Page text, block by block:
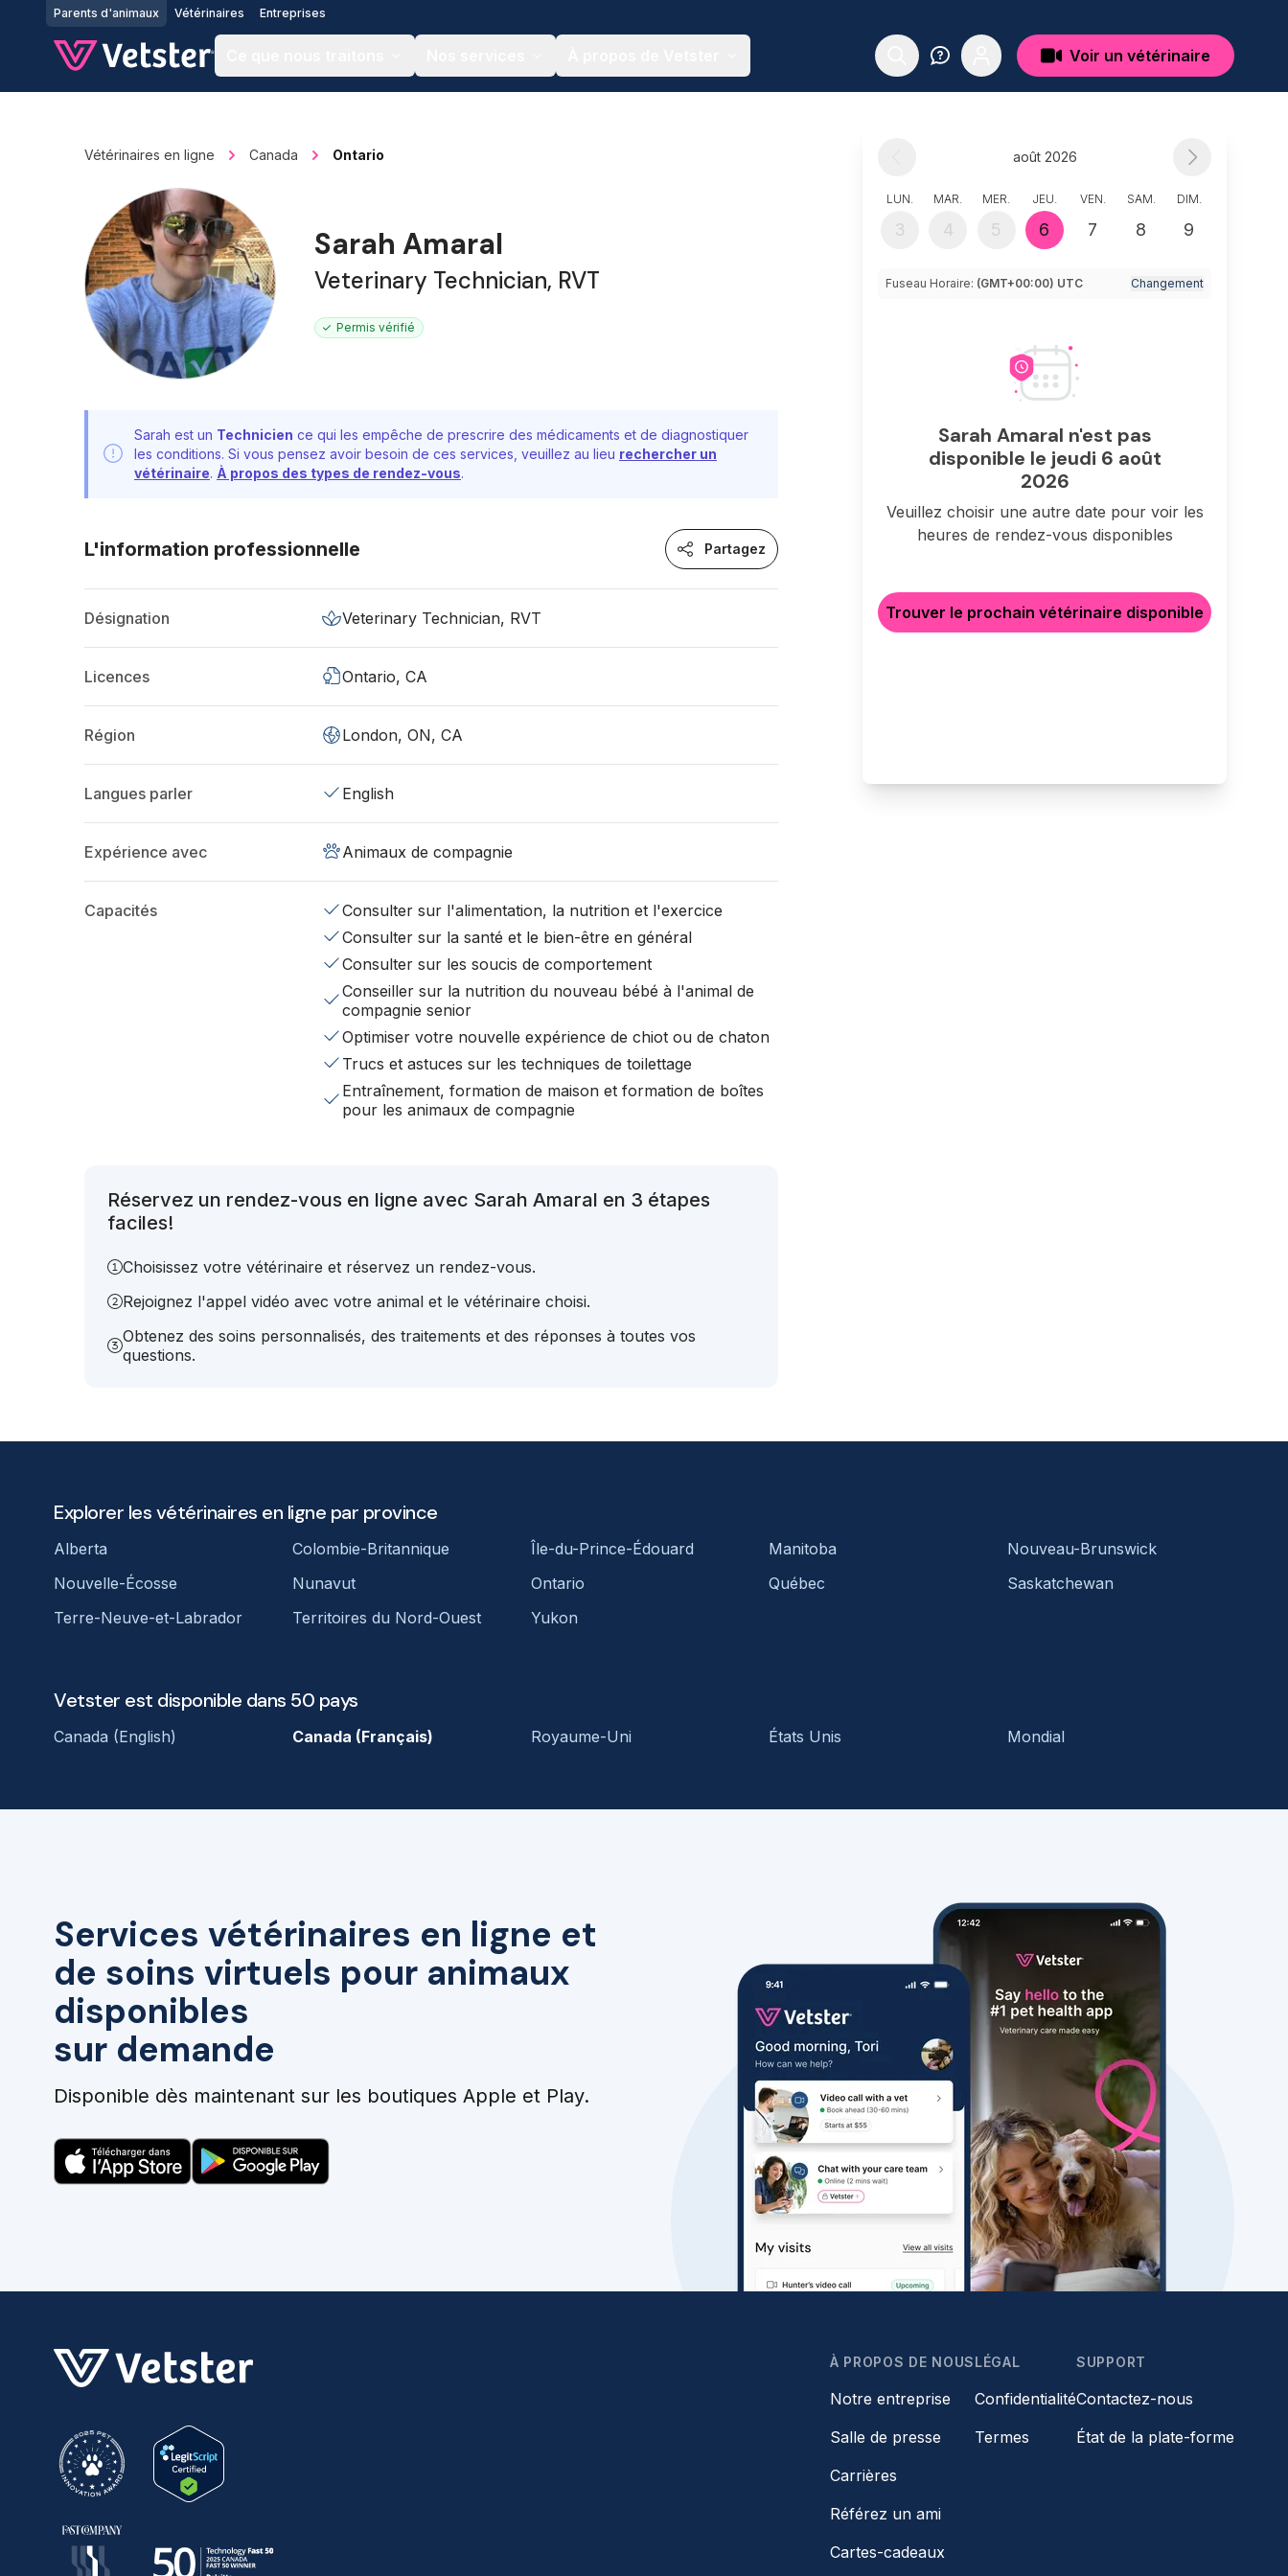
Jump to main content
Parents d'animaux Vétérinaires Entreprises
Voir un vétérinaire
Vétérinaires en ligne Canada Ontario
Sarah Amaral
Veterinary Technician, RVT
Permis vérifié
Sarah est un Technicien ce qui les empêche de prescrire des médicaments et de diagnostiquer
les conditions. Si vous pensez avoir besoin de ces services, veuillez au lieu rechercher un
vétérinaire. À propos des types de rendez-vous.
L'information professionnelle Partagez
Désignation Veterinary Technician, RVT
Licences Ontario, CA
Région London, ON, CA
Langues parler English
Expérience avec Animaux de compagnie
Capacités
Consulter sur l'alimentation, la nutrition et l'exercice
Consulter sur la santé et le bien-être en général
Consulter sur les soucis de comportement
Conseiller sur la nutrition du nouveau bébé à l'animal de
compagnie senior
Optimiser votre nouvelle expérience de chiot ou de chaton
Trucs et astuces sur les techniques de toilettage
Entraînement, formation de maison et formation de boîtes
pour les animaux de compagnie
Réservez un rendez-vous en ligne avec Sarah Amaral en 3 étapes
faciles!
Choisissez votre vétérinaire et réservez un rendez-vous.
Rejoignez l'appel vidéo avec votre animal et le vétérinaire choisi.
Obtenez des soins personnalisés, des traitements et des réponses à toutes vos
questions.
août 2026
LUN.
3
MAR.
4
MER.
5
JEU.
6
VEN.
7
SAM.
8
DIM.
9
Fuseau Horaire: (GMT+00:00) UTC Changement
Sarah Amaral n'est pas
disponible le jeudi 6 août
2026
Veuillez choisir une autre date pour voir les
heures de rendez-vous disponibles
Trouver le prochain vétérinaire disponible
Services vétérinaires en ligne et
de soins virtuels pour animaux
disponibles
sur demande
Disponible dès maintenant sur les boutiques Apple et Play.
Explorer les vétérinaires en ligne par province
Alberta Colombie-Britannique Île-du-Prince-Édouard Manitoba
Nouveau-Brunswick
Nouvelle-Écosse
Nunavut Ontario Québec
Saskatchewan
Terre-Neuve-et-Labrador
Territoires du Nord-Ouest Yukon
Vetster est disponible dans 50 pays
Canada (English) Canada (Français) Royaume-Uni États Unis Mondial
À PROPOS DE NOUS
Notre entreprise
Salle de presse
Carrières
Référez un ami
Cartes-cadeaux
LÉGAL
Confidentialité
Termes
SUPPORT
Contactez-nous
État de la plate-forme